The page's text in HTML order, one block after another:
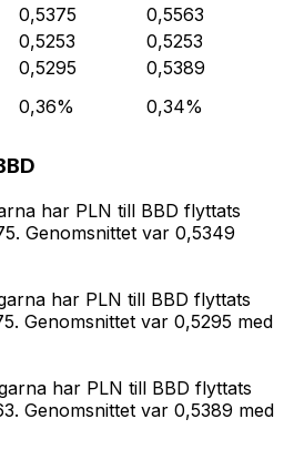
0,5375
0,5563
0,5253
0,5253
0,5295
0,5389
0,36% 0,34%
har PLN till BBD flyttats
Genomsnittet var 0,5349
har PLN till BBD flyttats
Genomsnittet var 0,5295 med
har PLN till BBD flyttats
Genomsnittet var 0,5389 med